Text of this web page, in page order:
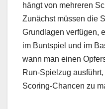
hängt von mehreren
Zunächst müssen die
Grundlagen verfügen,
im Buntspiel und im
wann man einen
Run-Spielzug
Scoring-Chancen zu